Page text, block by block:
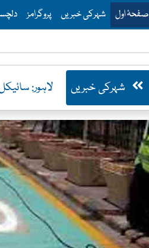
صفحۂ اولmenu for Lahore News
شہرکی خبریں پروگرامز
لاہور: